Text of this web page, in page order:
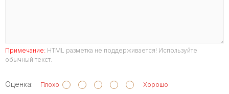
Примечание: HTML разметка не поддерживается! Используйте
обычный текст.
Оценка: Плохо Хорошо